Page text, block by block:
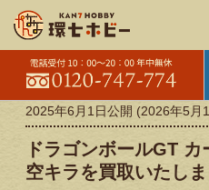
2025年6月1日公開 (2026年5月
ドラゴンボールGT
空キラを買取いたし